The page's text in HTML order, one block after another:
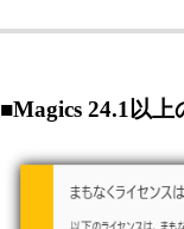
■Magics 24.1以